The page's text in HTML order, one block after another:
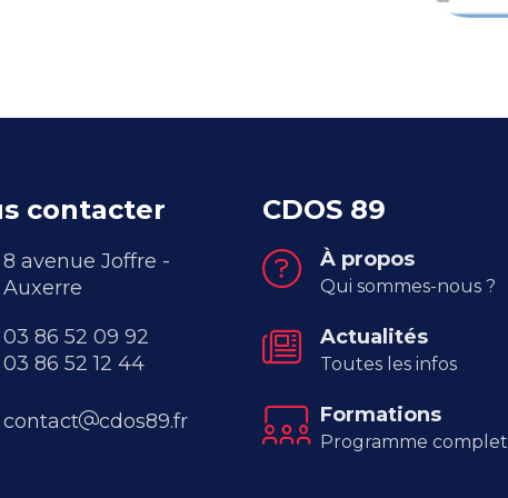
contacter
8 avenue Joffre -
Auxerre
03 86 52 09 92
03 86 52 12 44
contact cdos89.fr
CDOS 89
À propos
Qui sommes-nous ?
Actualités
Toutes les infos
Formations
Programme complet